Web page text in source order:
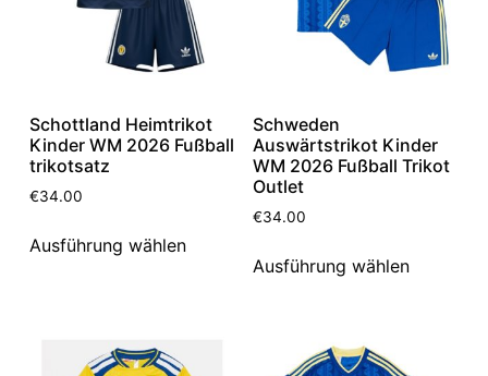
Schottland Heimtrikot
Kinder WM 2026 Fußball
trikotsatz
€34.00
Ausführung wählen
Schweden
Auswärtstrikot Kinder
WM 2026 Fußball Trikot
Outlet
€34.00
Ausführung wählen